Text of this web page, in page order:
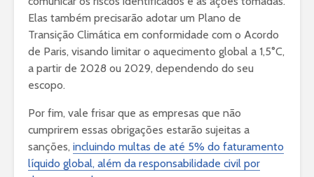
Elas também precisarão adotar um Plano de
Transição Climática em conformidade com o Acordo
de Paris, visando limitar o aquecimento global a 1,5°C,
a partir de 2028 ou 2029, dependendo do seu
escopo.
Por fim, vale frisar que as empresas que não
cumprirem essas obrigações estarão sujeitas a
sanções, incluindo multas de até 5% do faturamento
líquido global, além da responsabilidade civil por